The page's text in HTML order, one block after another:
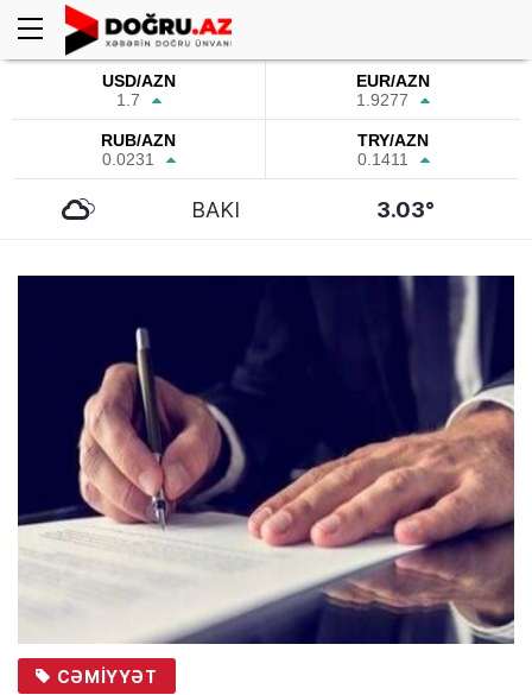
USD/AZN
1.7
EUR/AZN
1.9277
RUB/AZN
0.0231
TRY/AZN
0.1411
BAKI 3.03°
CƏMIYYƏT